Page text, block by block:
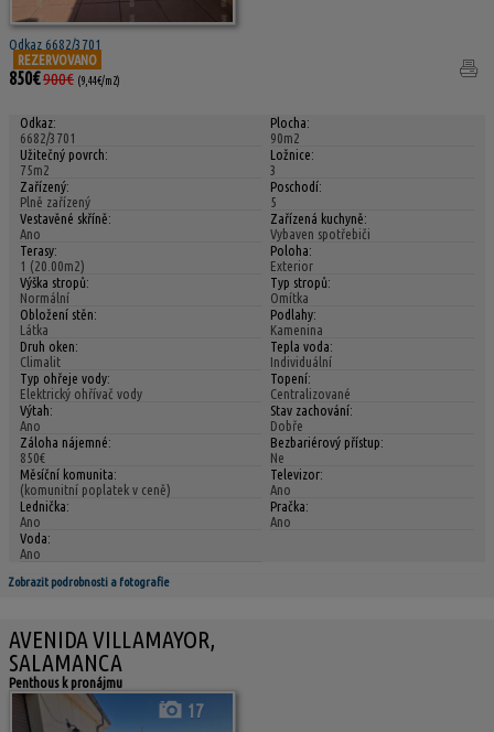
Odkaz 6682/3701
REZERVOVANO
850€900€ (9,44€/m2)
Odkaz:
6682/3701
Plocha:
90m2
Užitečný povrch:
75m2
Ložnice:
3
Zařízený:
Plně zařízený
Poschodí:
5
Vestavěné skříně:
Ano
Zařízená kuchyně:
Vybaven spotřebiči
Terasy:
1 (20.00m2)
Poloha:
Exterior
Výška stropů:
Normální
Typ stropů:
Omítka
Obložení stěn:
Látka
Podlahy:
Kamenina
Druh oken:
Climalit
Tepla voda:
Individuální
Typ ohřeje vody:
Elektrický ohřívač vody
Topení:
Centralizované
Výtah:
Ano
Stav zachování:
Dobře
Záloha nájemné:
850€
Bezbariérový přístup:
Ne
Měsíční komunita:
(komunitní poplatek v ceně)
Televizor:
Ano
Lednička:
Ano
Pračka:
Ano
Voda:
Ano
Zobrazit podrobnosti a fotografie
AVENIDA VILLAMAYOR,
SALAMANCA
Penthous k pronájmu
17